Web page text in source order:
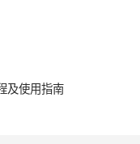
及使用指南